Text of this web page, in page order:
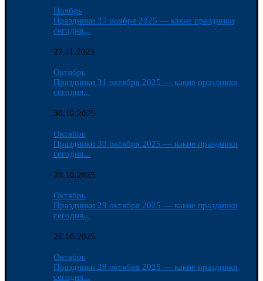
Ноябрь
Праздники 27 ноября 2025 — какие праздники
сегодня...
27.11.2025
Октябрь
Праздники 31 октября 2025 — какие праздники
сегодня...
30.10.2025
Октябрь
Праздники 30 октября 2025 — какие праздники
сегодня...
29.10.2025
Октябрь
Праздники 29 октября 2025 — какие праздники
сегодня...
28.10.2025
Октябрь
Праздники 28 октября 2025 — какие праздники
сегодня...